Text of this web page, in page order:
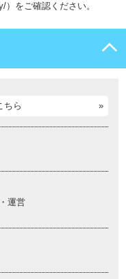
をご確認ください。
ちら
運営